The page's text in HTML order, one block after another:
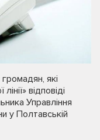
які
відповіді
Управління
у Полтавській